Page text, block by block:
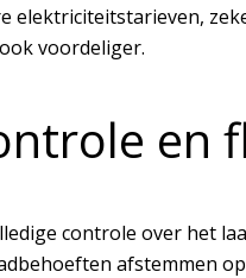
voordeliger.
en
controle over het
afstemmen